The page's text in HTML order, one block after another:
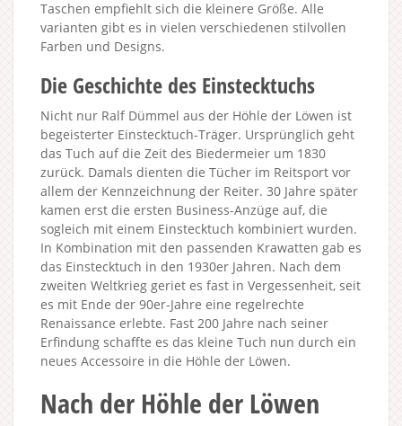
Taschen empfiehlt sich die kleinere Größe. Alle
varianten gibt es in vielen verschiedenen stilvollen
Farben und Designs.
Die Geschichte des Einstecktuchs
Nicht nur Ralf Dümmel aus der Höhle der Löwen ist
begeisterter Einstecktuch-Träger. Ursprünglich geht
das Tuch auf die Zeit des Biedermeier um 1830
zurück. Damals dienten die Tücher im Reitsport vor
allem der Kennzeichnung der Reiter. 30 Jahre später
kamen erst die ersten Business-Anzüge auf, die
sogleich mit einem Einstecktuch kombiniert wurden.
In Kombination mit den passenden Krawatten gab es
das Einstecktuch in den 1930er Jahren. Nach dem
zweiten Weltkrieg geriet es fast in Vergessenheit, seit
es mit Ende der 90er-Jahre eine regelrechte
Renaissance erlebte. Fast 200 Jahre nach seiner
Erfindung schaffte es das kleine Tuch nun durch ein
neues Accessoire in die Höhle der Löwen.
Nach der Höhle der Löwen